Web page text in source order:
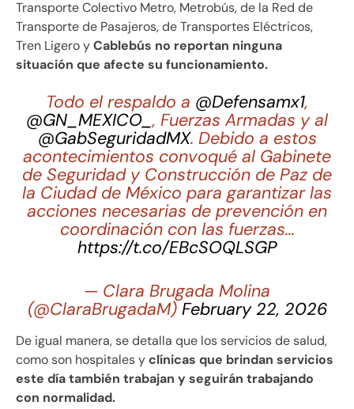
Transporte Colectivo Metro, Metrobús, de la Red de
Transporte de Pasajeros, de Transportes Eléctricos,
Tren Ligero yCablebús no reportan ninguna
situación que afecte su funcionamiento.
Todo el respaldo a @Defensamx1,
@GN_MEXICO_, Fuerzas Armadas y al
@GabSeguridadMX. Debido a estos
acontecimientos convoqué al Gabinete
de Seguridad y Construcción de Paz de
la Ciudad de México para garantizar las
acciones necesarias de prevención en
coordinación con las fuerzas…
https://t.co/EBcSOQLSGP
— Clara Brugada Molina
(@ClaraBrugadaM) February 22, 2026
De igual manera, se detalla que los servicios de salud,
como son hospitales yclínicas que brindan servicios
este día también trabajan y seguirán trabajando
con normalidad.